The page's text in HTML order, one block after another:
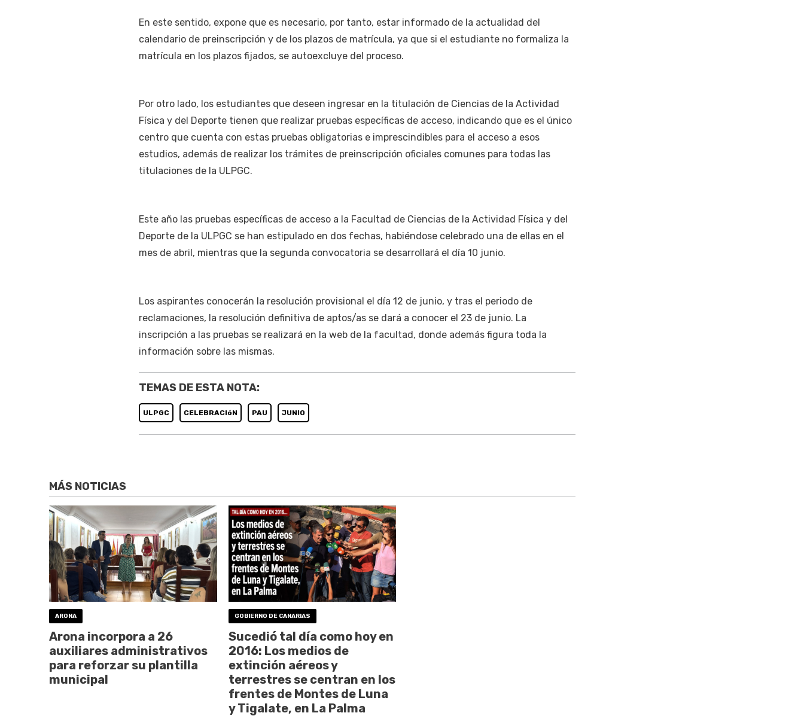
En este sentido, expone que es necesario, por tanto, estar informado de la actualidad del
calendario de preinscripción y de los plazos de matrícula, ya que si el estudiante no formaliza la
matrícula en los plazos fijados, se autoexcluye del proceso.
Por otro lado, los estudiantes que deseen ingresar en la titulación de Ciencias de la Actividad
Física y del Deporte tienen que realizar pruebas específicas de acceso, indicando que es el único
centro que cuenta con estas pruebas obligatorias e imprescindibles para el acceso a esos
estudios, además de realizar los trámites de preinscripción oficiales comunes para todas las
titulaciones de la ULPGC.
Este año las pruebas específicas de acceso a la Facultad de Ciencias de la Actividad Física y del
Deporte de la ULPGC se han estipulado en dos fechas, habiéndose celebrado una de ellas en el
mes de abril, mientras que la segunda convocatoria se desarrollará el día 10 junio.
Los aspirantes conocerán la resolución provisional el día 12 de junio, y tras el periodo de
reclamaciones, la resolución definitiva de aptos/as se dará a conocer el 23 de junio. La
inscripción a las pruebas se realizará en la web de la facultad, donde además figura toda la
información sobre las mismas.
TEMAS DE ESTA NOTA:
ULPGC CELEBRACIóN PAU JUNIO
MÁS NOTICIAS
ARONA
Arona incorpora a 26
auxiliares administrativos
para reforzar su plantilla
municipal
GOBIERNO DE CANARIAS
Sucedió tal día como hoy en
2016: Los medios de
extinción aéreos y
terrestres se centran en los
frentes de Montes de Luna
y Tigalate, en La Palma